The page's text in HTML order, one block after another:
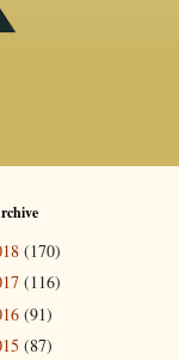
(170)
(116)
(91)
(87)